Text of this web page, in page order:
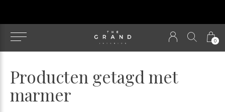
0
Producten getagd met
marmer